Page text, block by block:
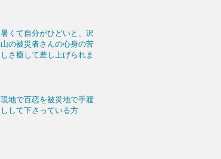
暑くて自分がひどいと、沢
山の被災者さんの心身の苦
しさ癒して差し上げられま
現地で百恋を被災地で手渡
しして下さっている方